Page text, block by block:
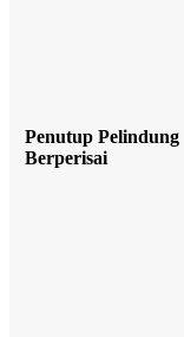
Penutup Pelindung
Berperisai